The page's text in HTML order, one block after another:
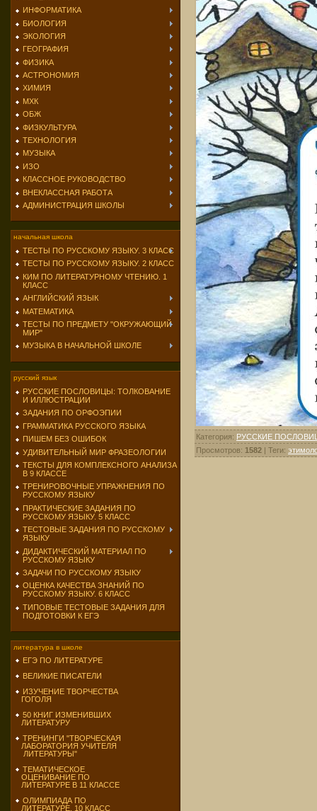
ИНФОРМАТИКА
БИОЛОГИЯ
ЭКОЛОГИЯ
ГЕОГРАФИЯ
ФИЗИКА
АСТРОНОМИЯ
ХИМИЯ
МХК
ОБЖ
ФИЗКУЛЬТУРА
ТЕХНОЛОГИЯ
МУЗЫКА
ИЗО
КЛАССНОЕ РУКОВОДСТВО
ВНЕКЛАССНАЯ РАБОТА
АДМИНИСТРАЦИЯ ШКОЛЫ
начальная школа
ТЕСТЫ ПО РУССКОМУ ЯЗЫКУ. 3 КЛАСС
ТЕСТЫ ПО РУССКОМУ ЯЗЫКУ. 2 КЛАСС
КИМ ПО ЛИТЕРАТУРНОМУ ЧТЕНИЮ. 1
КЛАСС
АНГЛИЙСКИЙ ЯЗЫК
МАТЕМАТИКА
ТЕСТЫ ПО ПРЕДМЕТУ "ОКРУЖАЮЩИЙ
МИР"
МУЗЫКА В НАЧАЛЬНОЙ ШКОЛЕ
русский язык
РУССКИЕ ПОСЛОВИЦЫ: ТОЛКОВАНИЕ
И ИЛЛЮСТРАЦИИ
ЗАДАНИЯ ПО ОРФОЭПИИ
ГРАММАТИКА РУССКОГО ЯЗЫКА
ПИШЕМ БЕЗ ОШИБОК
УДИВИТЕЛЬНЫЙ МИР ФРАЗЕОЛОГИИ
ТЕКСТЫ ДЛЯ КОМПЛЕКСНОГО АНАЛИЗА
В 9 КЛАССЕ
ТРЕНИРОВОЧНЫЕ УПРАЖНЕНИЯ ПО
РУССКОМУ ЯЗЫКУ
ПРАКТИЧЕСКИЕ ЗАДАНИЯ ПО
РУССКОМУ ЯЗЫКУ. 5 КЛАСС
ТЕСТОВЫЕ ЗАДАНИЯ ПО РУССКОМУ
ЯЗЫКУ
ДИДАКТИЧЕСКИЙ МАТЕРИАЛ ПО
РУССКОМУ ЯЗЫКУ
ЗАДАЧИ ПО РУССКОМУ ЯЗЫКУ
ОЦЕНКА КАЧЕСТВА ЗНАНИЙ ПО
РУССКОМУ ЯЗЫКУ. 6 КЛАСС
ТИПОВЫЕ ТЕСТОВЫЕ ЗАДАНИЯ ДЛЯ
ПОДГОТОВКИ К ЕГЭ
литература в школе
ЕГЭ ПО ЛИТЕРАТУРЕ
ВЕЛИКИЕ ПИСАТЕЛИ
ИЗУЧЕНИЕ ТВОРЧЕСТВА
ГОГОЛЯ
50 КНИГ ИЗМЕНИВШИХ
ЛИТЕРАТУРУ
ТРЕНИНГИ "ТВОРЧЕСКАЯ
ЛАБОРАТОРИЯ УЧИТЕЛЯ
ЛИТЕРАТУРЫ"
ТЕМАТИЧЕСКОЕ
ОЦЕНИВАНИЕ ПО
ЛИТЕРАТУРЕ В 11 КЛАССЕ
ОЛИМПИАДА ПО
ЛИТЕРАТУРЕ. 10 КЛАСС
Категория: РУССКИЕ
Просмотров: 1582 | Теги: